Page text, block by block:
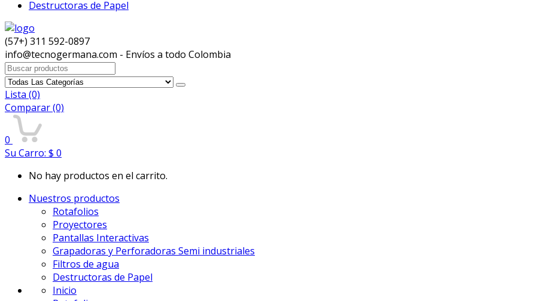
Destructoras de Papel
(57+) 311 592-0897
info@tecnogermana.com - Envíos a todo Colombia
Buscar:
Lista (0)
Comparar(0)
0
Su Carro: $ 0
No hay productos en el carrito.
Nuestros productos
Rotafolios
Proyectores
Pantallas Interactivas
Grapadoras y Perforadoras Semi industriales
Filtros de agua
Destructoras de Papel
Inicio